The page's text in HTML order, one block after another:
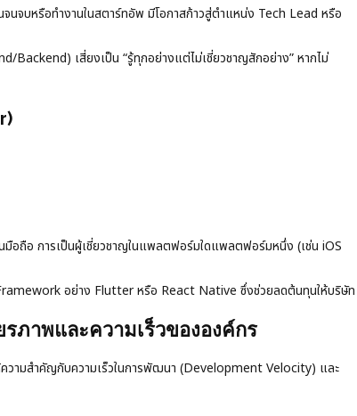
จบหรือทำงานในสตาร์ทอัพ มีโอกาสก้าวสู่ตำแหน่ง Tech Lead หรือ
Backend) เสี่ยงเป็น “รู้ทุกอย่างแต่ไม่เชี่ยวชาญสักอย่าง” หากไม่
อถือ การเป็นผู้เชี่ยวชาญในแพลตฟอร์มใดแพลตฟอร์มหนึ่ง (เช่น iOS
อย่าง Flutter หรือ React Native ซึ่งช่วยลดต้นทุนให้บริษัท
ภาพและความเร็วขององค์กร
วามสำคัญกับความเร็วในการพัฒนา (Development Velocity) และ